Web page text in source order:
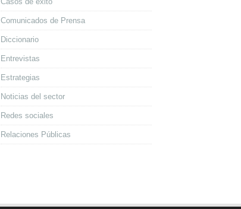
Comunicados de Prensa
Diccionario
Entrevistas
Estrategias
Noticias del sector
Redes sociales
Relaciones Públicas